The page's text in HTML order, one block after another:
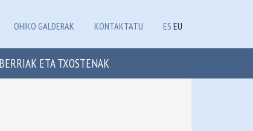
OHIKO GALDERAK KONTAKTATU ES EU
BERRIAK ETA TXOSTENAK